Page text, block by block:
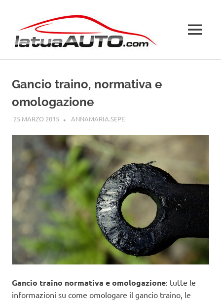
contenuto
MENU
Gancio traino, normativa e
omologazione
25 MARZO 2015 ANNAMARIA.SEPECODICE DELLA STRADA
Gancio traino normativa e omologazione: tutte le
informazioni su come omologare il gancio traino, le